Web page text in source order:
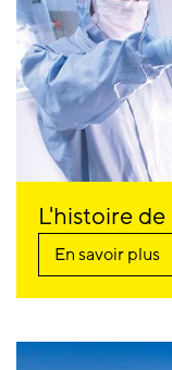
L'histoire
En savoir plus